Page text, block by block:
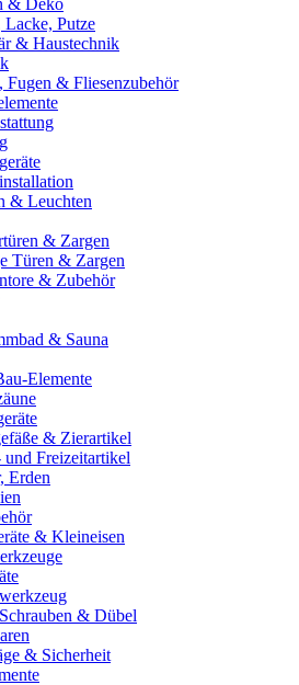
& Deko
Lacke, Putze
& Haustechnik
Fugen & Fliesenzubehör
& Leuchten
& Zargen
Türen & Zargen
& Zubehör
& Sauna
Elemente
& Zierartikel
und Freizeitartikel
Erden
& Kleineisen
& Dübel
& Sicherheit